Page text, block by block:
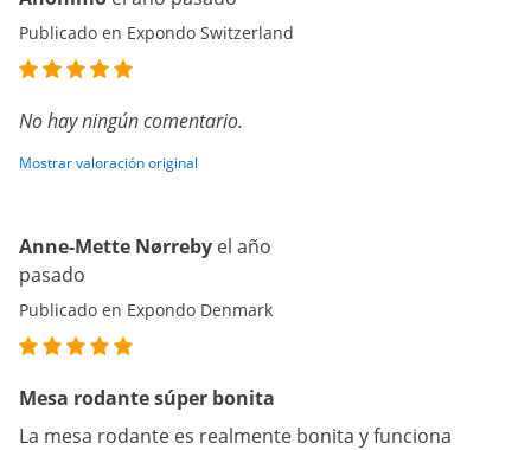
Publicado en Expondo Switzerland
No hay ningún comentario.
Mostrar valoración original
Anne-Mette Nørreby el año
pasado
Publicado en Expondo Denmark
Mesa rodante súper bonita
La mesa rodante es realmente bonita y funciona